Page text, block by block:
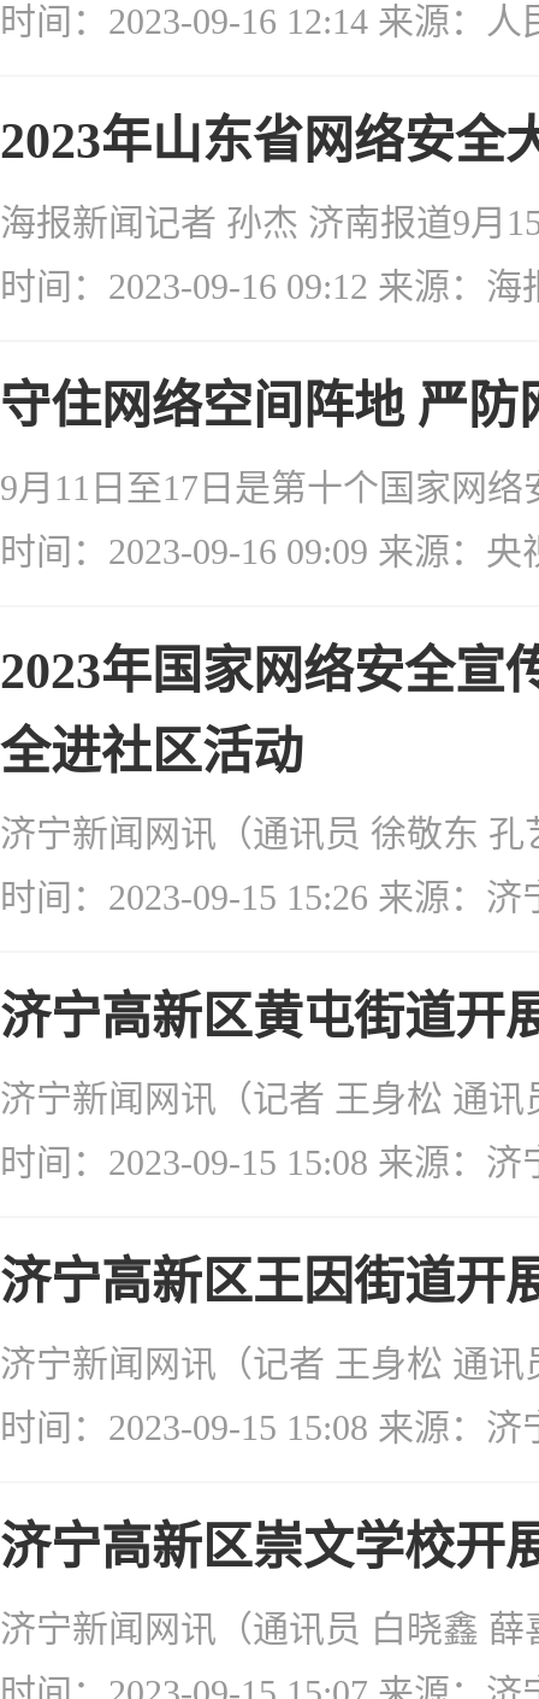
时间：2023-09-16 12:14 来源：
2023年山东省网络安全
时间：2023-09-16 09:12 来源：海
守住网络空间阵地 严防
时间：2023-09-16 09:09 来源：
2023年国家网络安全宣
全进社区活动
时间：2023-09-15 15:26 来源：
济宁高新区黄屯街道开
时间：2023-09-15 15:08 来源：
济宁高新区王因街道开
时间：2023-09-15 15:08 来源：
济宁高新区崇文学校开